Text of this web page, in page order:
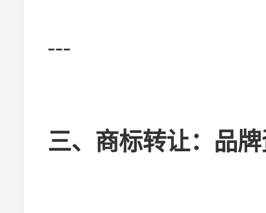
---
三、商标转让：品